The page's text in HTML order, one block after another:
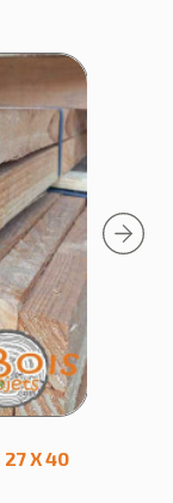
27 X 40
Next